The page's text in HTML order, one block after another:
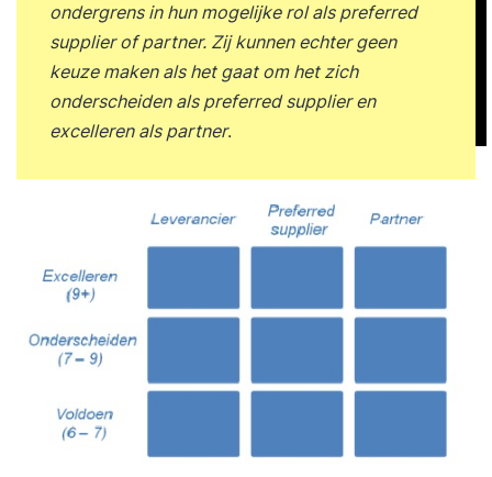
ondergrens in hun mogelijke rol als preferred
supplier of partner. Zij kunnen echter geen
keuze maken als het gaat om het zich
onderscheiden als preferred supplier en
excelleren als partner.